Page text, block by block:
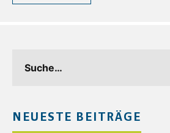
NEUESTE BEITRÄGE